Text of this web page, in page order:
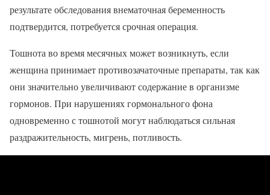
результате обследования внематочная беременность
подтвердится, потребуется срочная операция.
Тошнота во время месячных может возникнуть, если
женщина принимает противозачаточные препараты, так как
они значительно увеличивают содержание в организме
гормонов. При нарушениях гормонального фона
одновременно с тошнотой могут наблюдаться сильная
раздражительность, мигрень, потливость.